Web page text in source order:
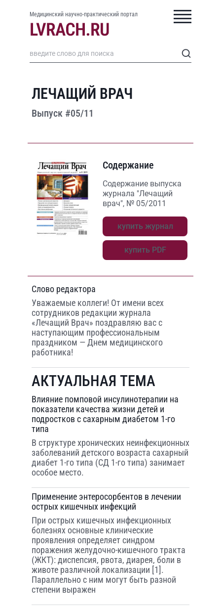
Медицинский научно-практический портал
ЛЕЧАЩИЙ ВРАЧ
Выпуск #05/11
Содержание
Содержание выпуска
журнала "Лечащий
врач", № 05/2011
купить журнал
купить PDF
Слово редактора
Уважаемые коллеги! От имени всех
сотрудников редакции журнала
«Лечащий Врач» поздравляю вас с
наступающим профессиональным
праздником — Днем медицинского
работника!
АКТУАЛЬНАЯ ТЕМА
Влияние помповой инсулинотерапии на
показатели качества жизни детей и
подростков с сахарным диабетом 1-го
типа
В структуре хронических неинфекционных
заболеваний детского возраста сахарный
диабет 1-го типа (СД 1-го типа) занимает
особое место.
Применение энтеросорбентов в лечении
острых кишечных инфекций
При острых кишечных инфекционных
болезнях основные клинические
проявления определяет синдром
поражения желудочно-кишечного тракта
(ЖКТ): диспепсия, рвота, диарея, боли в
животе различной локализации [1].
Параллельно с ним могут быть разной
степени выражен